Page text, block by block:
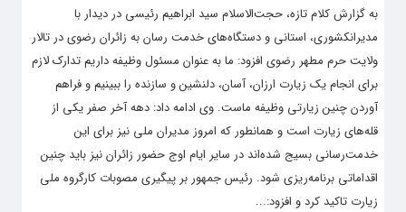
به گزارش کلام تازه، حجت‌الاسلام سید ابراهیم رئیسی در دیدار با
مدیرانکشوری، استانی و دستگاه‌های خدمت رسان به زائران رضوی در تالار
ولایت حرم مطهر رضوی افزود: ما به عنوان مسئول وظیفه داریم تدارک لازم
برای انجام یک زیارت ارزان، آسان، دلنشین و سازنده را ببینیم و فراهم
آوردن چنین زیارتی وظیفه ماست. وی ادامه داد: دهه آخر صفر یکی از
قله‌های زیارت است و همانطور که امروز مدیران ملی نیز برای این
خدمت‌رسانی بسیج شده‌اند در سایر ایام اوج حضور زائران نیز باید چنین
اقداماتی برنامه‌ریزی شود. رئیس جمهور بر پیگیری مصوبات کارگروه ملی
زیارت تاکید کرد و افزود:...